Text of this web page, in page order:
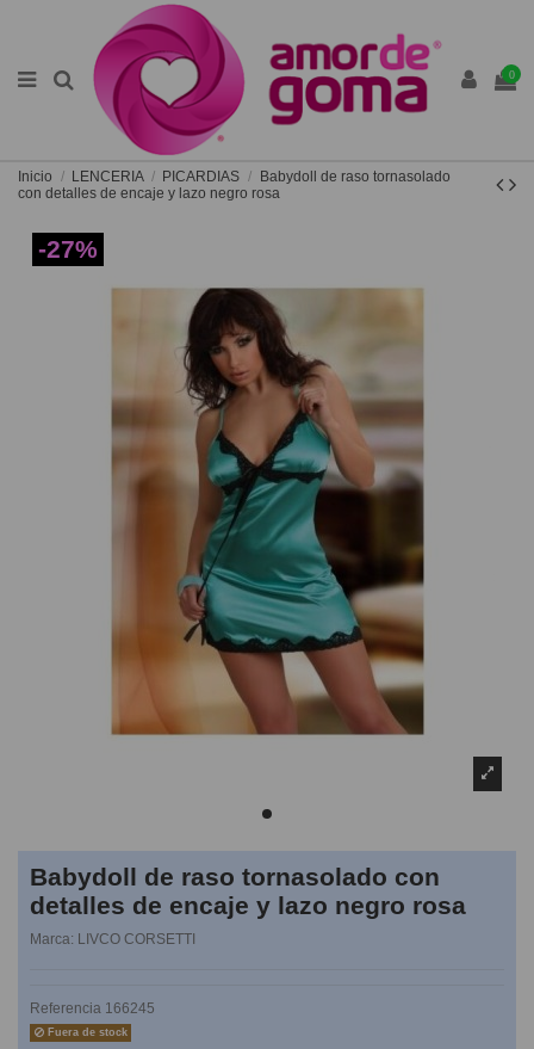
0
Inicio LENCERIA PICARDIAS
Babydoll de raso tornasolado
con detalles de encaje y lazo negro rosa
-27%
Babydoll de raso tornasolado con
detalles de encaje y lazo negro rosa
Marca: LIVCO CORSETTI
Referencia 166245
Fuera de stock